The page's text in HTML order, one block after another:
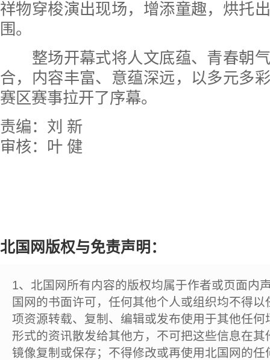
祥物穿梭演出现场，增添童趣，烘托
围。
整场开幕式将人文底蕴、青春朝气
合，内容丰富、意蕴深远，以多元多
赛区赛事拉开了序幕。
责编：刘 新
审核：叶 健
北国网版权与免责声明：
1、北国网所有内容的版权均属于作者或页面内
国网的书面许可，任何其他个人或组织均不得
项资源转载、复制、编辑或发布使用于其他任
形式的资讯散发给其他方，不可把这些信息在
镜像复制或保存；不得修改或再使用北国网的